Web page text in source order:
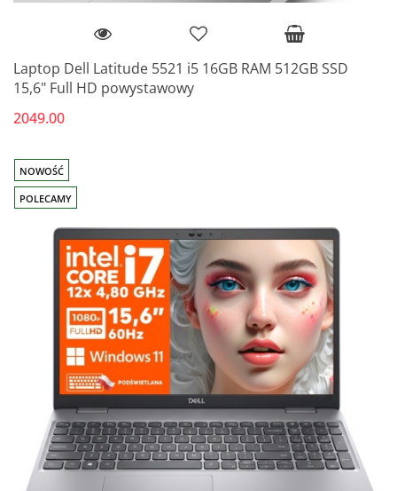
Laptop Dell Latitude 5521 i5 16GB RAM 512GB SSD
15,6" Full HD powystawowy
2049.00
NOWOŚĆ
POLECAMY